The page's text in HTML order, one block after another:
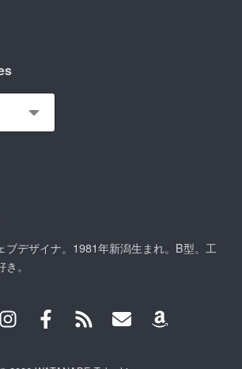
ブデザイナ。1981年新潟生まれ。B型。工
。